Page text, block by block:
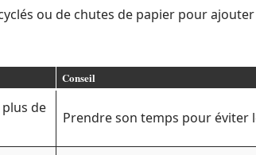
ou de chutes de papier pour
Conseil
de
Prendre son temps pour éviter